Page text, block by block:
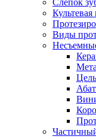
Слепок
Культевая
Виды